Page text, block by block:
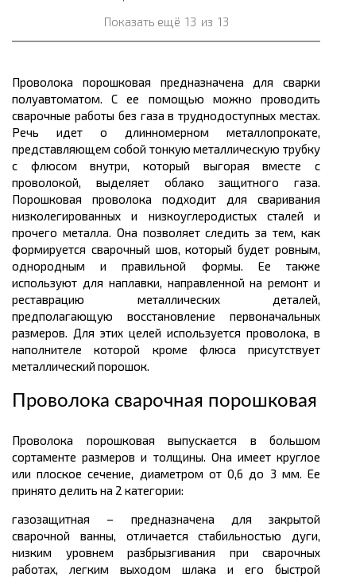
Показать ещё 13 из 13
Проволока порошковая предназначена для сварки
полуавтоматом. С ее помощью можно проводить
сварочные работы без газа в труднодоступных местах.
Речь идет о длинномерном металлопрокате,
представляющем собой тонкую металлическую трубку
с флюсом внутри, который выгорая вместе с
проволокой, выделяет облако защитного газа.
Порошковая проволока подходит для сваривания
низколегированных и низкоуглеродистых сталей и
прочего металла. Она позволяет следить за тем, как
формируется сварочный шов, который будет ровным,
однородным и правильной формы. Ее также
используют для наплавки, направленной на ремонт и
реставрацию металлических деталей,
предполагающую восстановление первоначальных
размеров. Для этих целей используется проволока, в
наполнителе которой кроме флюса присутствует
металлический порошок.
Проволока сварочная порошковая
Проволока порошковая выпускается в большом
сортаменте размеров и толщины. Она имеет круглое
или плоское сечение, диаметром от 0,6 до 3 мм. Ее
принято делить на 2 категории:
газозащитная – предназначена для закрытой
сварочной ванны, отличается стабильностью дуги,
низким уровнем разбрызгивания при сварочных
работах, легким выходом шлака и его быстрой